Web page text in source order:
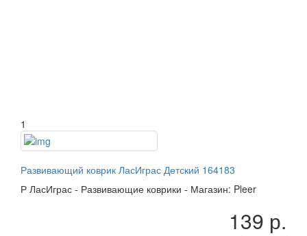
1
Развивающий коврик ЛасИграс Детский 164183
Р ЛасИграс - Развивающие коврики - Магазин: Pleer
139 р.